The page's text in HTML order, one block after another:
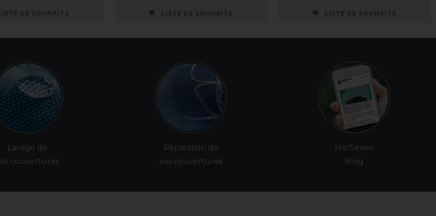
DE SOUHAITS LISTE DE SOUHAITS LISTE DE SOUHAITS
Lavage de
couvertures
Réparation de
vos couvertures
HorSeven
Blog